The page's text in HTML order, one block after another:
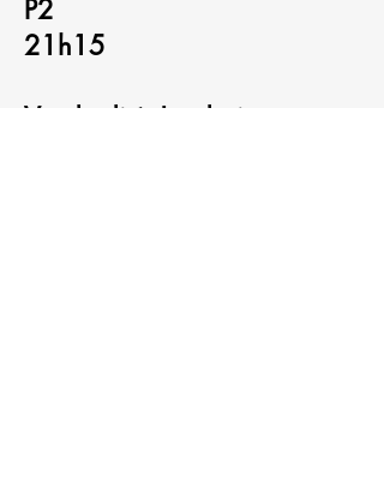
P2
21h15
Vendredi à Jandrain